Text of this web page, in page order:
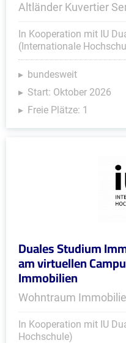
Altländer Kuvertier
In Kooperation mit IU
(Internationale
bundesweit
Start: Oktober 2026
Freie Plätze: 1
Duales Studium
am virtuellen
Immobilien
Wohntraum
In Kooperation mit IU
Hochschule)